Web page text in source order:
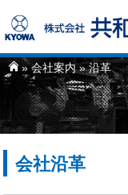
»会社案内» 沿革
会社沿革